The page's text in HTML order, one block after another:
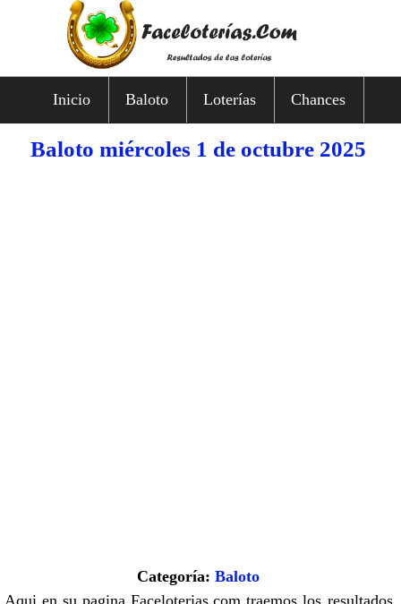
Inicio Baloto Loterías Chances
Baloto miércoles 1 de octubre 2025
Categoría:Baloto
Aqui en su pagina Faceloterias.com traemos los resultados